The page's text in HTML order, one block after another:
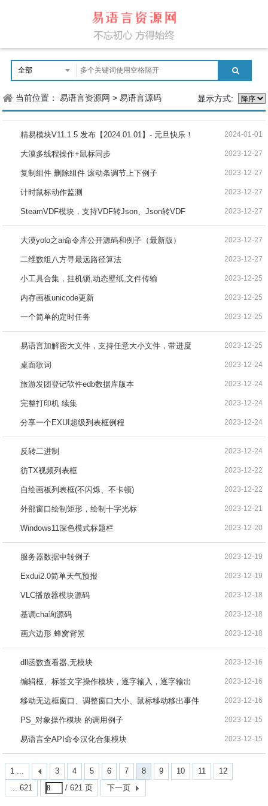
当前位置：易语言资源网 >易语言源码 显示方式:
精易模块V11.1.5 发布【2024.01.01】- 元旦快乐！ 2024-01-01
大漠多线程操作+鼠标同步 2023-12-27
复制组件 删除组件 滚动条调节上下例子 2023-12-27
计时鼠标动作监测 2023-12-27
SteamVDF模块，支持VDF转Json、Json转VDF 2023-12-27
大漠yolo之ai命令库公开源码和例子（最新版） 2023-12-27
二维数组八方寻最远路径算法 2023-12-27
小工具合集，挂机锁,动态壁纸,文件传输 2023-12-25
内存画板unicode更新 2023-12-25
一个简单的定时任务 2023-12-25
易语言加解密大文件，支持任意大小文件，带进度 2023-12-25
桌面歌词 2023-12-24
旅游发团登记软件edb数据库版本 2023-12-24
完整打印机 续集 2023-12-24
分享一个EXUI超级列表框例程 2023-12-24
反转二进制 2023-12-24
彷TX视频列表框 2023-12-22
自绘画板列表框(不闪烁、不卡顿) 2023-12-22
外部窗口绘制矩形，绘制十字光标 2023-12-21
Windows11深色模式标题栏 2023-12-20
服务器数据中转例子 2023-12-19
Exdui2.0简单天气预报 2023-12-19
VLC播放器模块源码 2023-12-18
基调cha询源码 2023-12-18
画六边形 蜂窝背景 2023-12-18
dll函数查看器,无模块 2023-12-16
编辑框、标签文字操作模块，逐字输入，逐字输出 2023-12-16
移动无边框窗口、调整窗口大小、鼠标移动移出事件 2023-12-16
PS_对象操作模块 的调用例子 2023-12-15
易语言全API命令汉化合集模块 2023-12-15
1 ... 3 4 5 6 7 8 9 10 11
12
... 621
/ 621 页 下一页